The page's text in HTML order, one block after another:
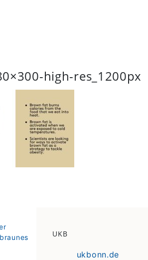
high-res_1200px
UKB
ukbonn.de